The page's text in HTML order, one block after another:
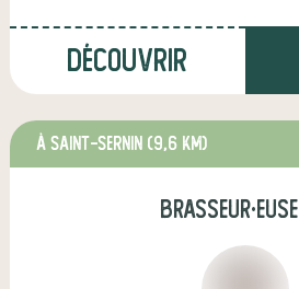
Découvrir
à saint-sernin (9,6 km)
brasseur·euse